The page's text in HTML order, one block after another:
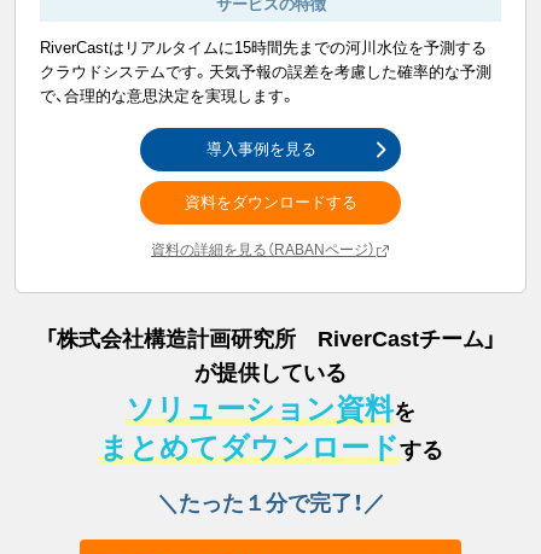
サービスの特徴
RiverCastはリアルタイムに15時間先までの河川水位を予測する
クラウドシステムです。天気予報の誤差を考慮した確率的な予測
で、合理的な意思決定を実現します。
導入事例を見る
資料をダウンロードする
資料の詳細を見る（RABANページ）
「株式会社構造計画研究所 RiverCastチーム 」
が提供している
ソリューション資料を
まとめてダウンロードする
＼たった１分で完了！／